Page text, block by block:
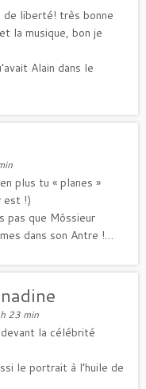
de liberté! très bonne
la musique, bon je
Alain dans le
plus tu « planes »
est !)
pas que Môssieur
dans son Antre !…
23 min
la célébrité
le portrait à l’huile de